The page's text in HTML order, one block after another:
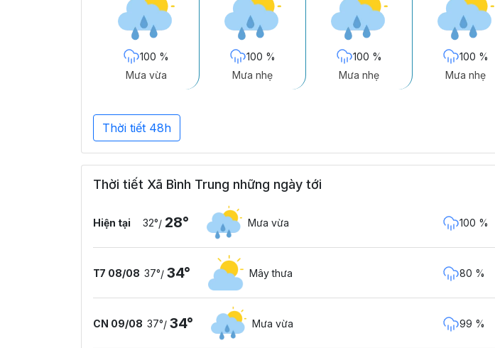
100 %
Mưa vừa
100 %
Mưa nhẹ
100 %
Mưa nhẹ
100 %
Mưa nhẹ
Thời tiết 48h
Thời tiết Xã Bình Trung những ngày tới
Hiện tại 32°/ 28° Mưa vừa 100 %
T7 08/08 37°/ 34° Mây thưa 80 %
CN 09/08 37°/ 34° Mưa vừa 99 %